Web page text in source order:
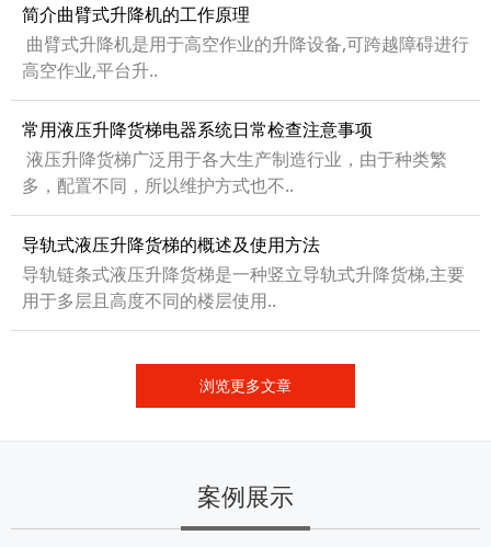
简介曲臂式升降机的工作原理
曲臂式升降机是用于高空作业的升降设备,可跨越障碍进行
高空作业,平台升..
常用液压升降货梯电器系统日常检查注意事项
液压升降货梯广泛用于各大生产制造行业，由于种类繁
多，配置不同，所以维护方式也不..
导轨式液压升降货梯的概述及使用方法
导轨链条式液压升降货梯是一种竖立导轨式升降货梯,主要
用于多层且高度不同的楼层使用..
浏览更多文章
案例展示